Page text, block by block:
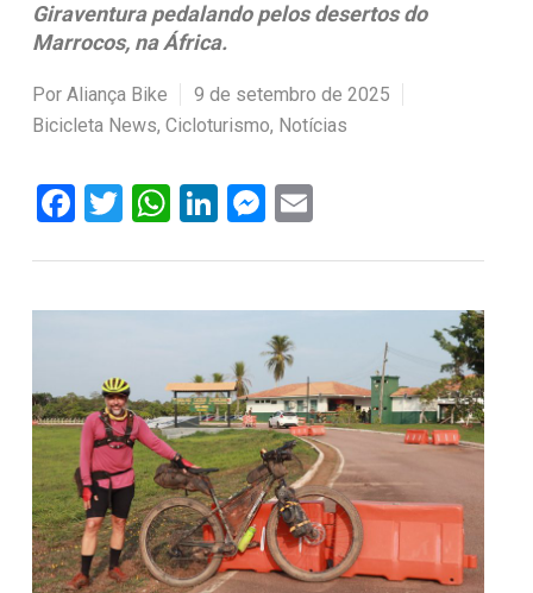
Giraventura pedalando pelos desertos do
Marrocos, na África.
Por Aliança Bike
9 de setembro de 2025
Bicicleta News, Cicloturismo, Notícias
Facebook
Twitter
WhatsApp
LinkedIn
Messenger
Email